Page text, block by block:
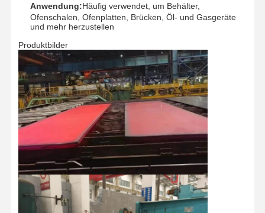
BA-ROHR
Edelstahl geschweißte Rohre
Edelstahl-Spulen-Blatt
Anwendung:Häufig verwendet, um Behälter,
Ofenschalen, Ofenplatten, Brücken, Öl- und Gasgeräte
und mehr herzustellen
Produktbilder